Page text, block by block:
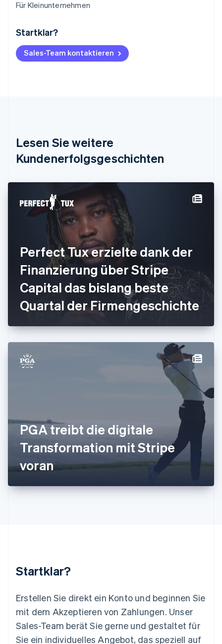
Für Kleinunternehmen
Startklar?
Sales-Team kontaktieren
Lesen Sie weitere
Kundenerfolgsgeschichten
Perfect Tux erzielte dank der
Finanzierung über Stripe
Capital das bislang beste
Quartal der Firmengeschichte
PGA treibt die digitale
Transformation mit Stripe
voran
Startklar?
Erstellen Sie direkt ein Konto und beginnen Sie
mit dem Akzeptieren von Zahlungen. Unser
Sales-Team berät Sie gerne und gestaltet für
Sie ein individuelles Angebot, das speziell auf
Australien
Belgien
NederlandsFrançaisDeutschEnglish
DeutschEnglish
English
简体中文English
EnglishSvenska
Frankreich
English
Gibraltar
Griechenland
English
Indien
English
Irland
English
Japan
日本語English
Kanada
English
DeutschEnglish
Litauen
Luxemburg
FrançaisDeutschEnglish
Malaysia
Malta
Nederlands English
Norwegen
Österreich
Polen
English
Portugal